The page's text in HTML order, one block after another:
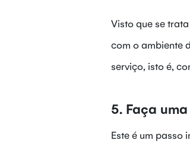
Visto que se
com o ambiente
serviço, isto é,
5. Faça
Este é um